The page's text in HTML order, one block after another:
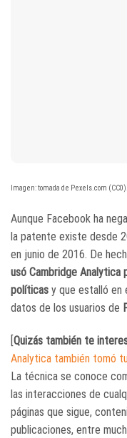
Imagen: tomada de Pexels.com (CC0).
Aunque Facebook ha
la patente existe desde
en junio de 2016. De
usó Cambridge Analytica
políticas y que estalló en
datos de los usuarios de
Quizás también te
Analytica también tomó
La técnica se conoce
las interacciones de
páginas que sigue,
publicaciones, entre